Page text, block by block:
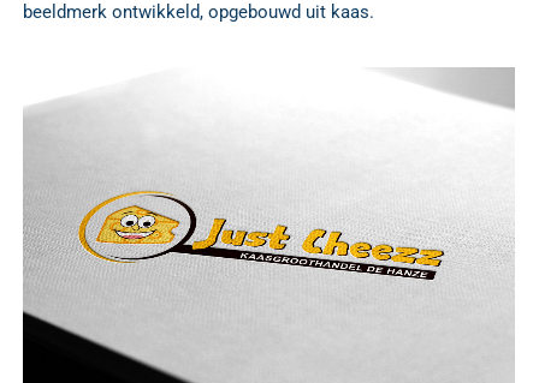
beeldmerk ontwikkeld, opgebouwd uit kaas.